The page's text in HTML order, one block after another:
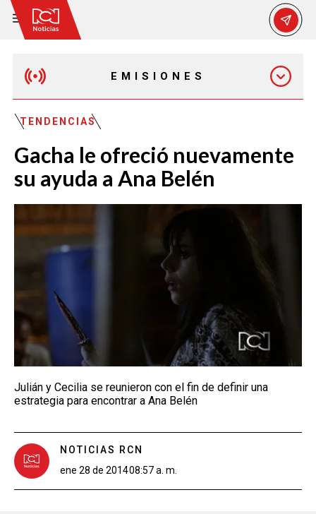
EMISIONES
MAÑANA EXPRESS
EMISIÓN 12:30 PM
EMISIÓN 11:30 PM
TENDENCIAS
Gacha le ofreció nuevamente
su ayuda a Ana Belén
Julián y Cecilia se reunieron con el fin de definir una
estrategia para encontrar a Ana Belén
NOTICIAS RCN
ene 28 de 201408:57 a. m.